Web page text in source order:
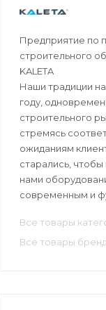
Предприятие по
строительного
KALETA
Наши традиции
году,
строительного
стремясь
ожиданиям
старались,
нами
современным и
Все товары
Все товары